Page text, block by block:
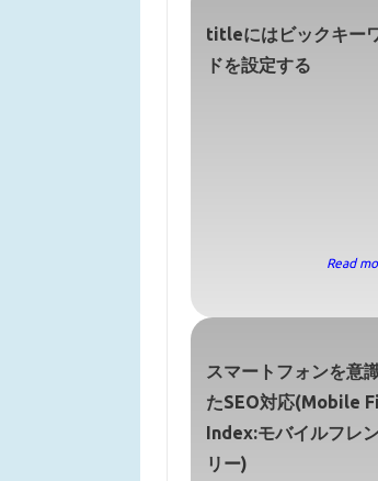
titleにはビックキー
ドを設定する
Read
スマートフォンを意
たSEO対応(Mobile
Index:モバイルフレ
リー)